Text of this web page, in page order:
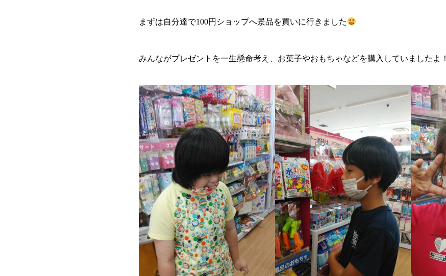
まずは自分達で100円ショップへ景品を買いに行きました
みんながプレゼントを一生懸命考え、お菓子やおもちゃなどを購入していましたよ！